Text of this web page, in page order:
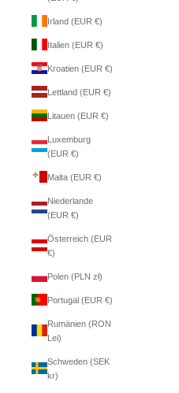
Irland (EUR €)
Italien (EUR €)
Kroatien (EUR €)
Lettland (EUR €)
Litauen (EUR €)
Luxemburg
(EUR €)
Malta (EUR €)
Niederlande
(EUR €)
Österreich (EUR
€)
Polen (PLN zł)
Portugal (EUR €)
Rumänien (RON
Lei)
Schweden (SEK
kr)